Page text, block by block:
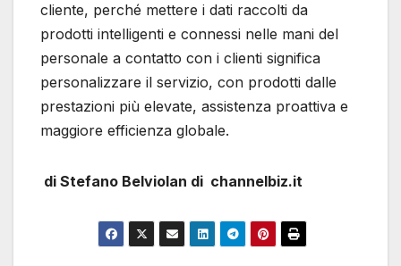
cliente, perché mettere i dati raccolti da
prodotti intelligenti e connessi nelle mani del
personale a contatto con i clienti significa
personalizzare il servizio, con prodotti dalle
prestazioni più elevate, assistenza proattiva e
maggiore efficienza globale.
di Stefano Belviolan di channelbiz.it